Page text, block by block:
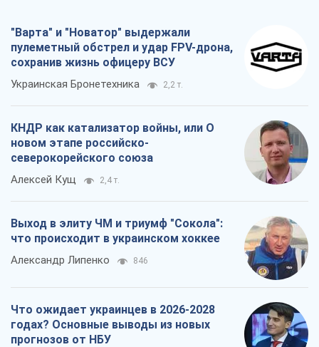
"Варта" и "Новатор" выдержали
пулеметный обстрел и удар FPV-дрона,
сохранив жизнь офицеру ВСУ
Украинская Бронетехника 2,2 т.
КНДР как катализатор войны, или О
новом этапе российско-
северокорейского союза
Алексей Кущ 2,4 т.
Выход в элиту ЧМ и триумф "Сокола":
что происходит в украинском хоккее
Александр Липенко 846
Что ожидает украинцев в 2026-2028
годах? Основные выводы из новых
прогнозов от НБУ